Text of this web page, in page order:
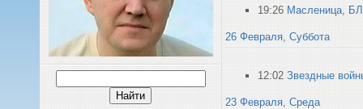
19:26 Масленица,
26 Февраля, Суббота
12:02 Звездные
23 Февраля, Среда